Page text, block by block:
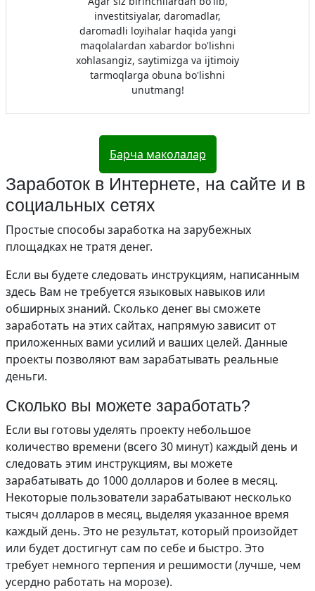
investitsiyalar, daromadlar,
daromadli loyihalar haqida yangi
maqolalardan xabardor bo'lishni
xohlasangiz, saytimizga va ijtimoiy
tarmoqlarga obuna bo'lishni
unutmang!
Барча маколалар
Заработок в Интернете, на сайте и в
социальных сетях
Простые способы заработка на зарубежных
площадках не тратя денег.
Если вы будете следовать инструкциям, написанным
здесь Вам не требуется языковых навыков или
обширных знаний. Сколько денег вы сможете
заработать на этих сайтах, напрямую зависит от
приложенных вами усилий и ваших целей. Данные
проекты позволяют вам зарабатывать реальные
деньги.
Сколько вы можете заработать?
Если вы готовы уделять проекту небольшое
количество времени (всего 30 минут) каждый день и
следовать этим инструкциям, вы можете
зарабатывать до 1000 долларов и более в месяц.
Некоторые пользователи зарабатывают несколько
тысяч долларов в месяц, выделяя указанное время
каждый день. Это не результат, который произойдет
или будет достигнут сам по себе и быстро. Это
требует немного терпения и решимости (лучше, чем
усердно работать на морозе).